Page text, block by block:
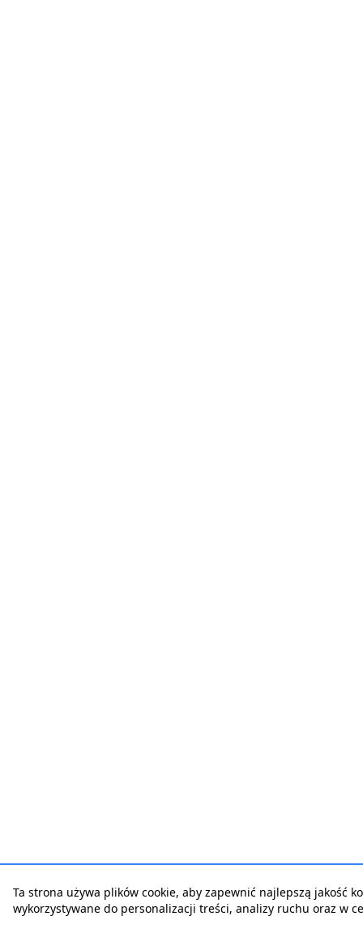
Ta strona używa plików cookie, aby zapewnić najlepszą jakość
wykorzystywane do personalizacji treści, analizy ruchu oraz w